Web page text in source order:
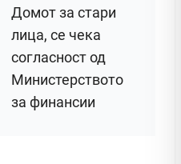
Домот за стари
лица, се чека
согласност од
Министерството
за финансии